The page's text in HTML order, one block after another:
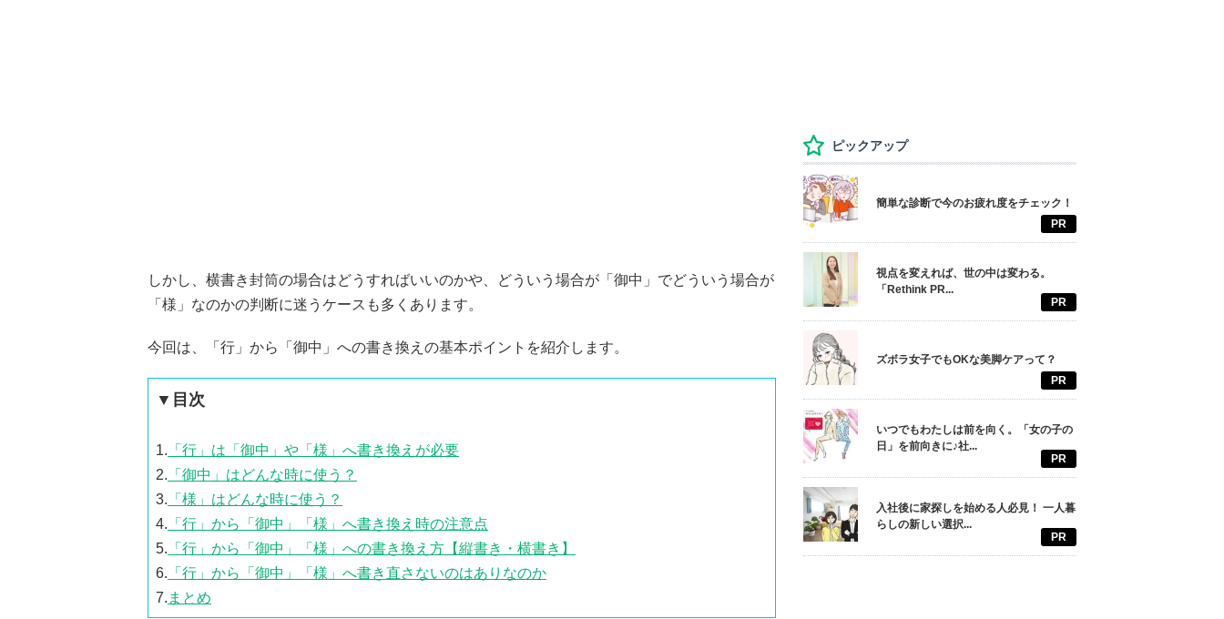
しかし、横書き封筒の場合はどうすればいいのかや、どういう場合が「御中」でどういう場合が
「様」なのかの判断に迷うケースも多くあります。
今回は、「行」から「御中」への書き換えの基本ポイントを紹介します。
▼目次
1. 「行」は「御中」や「様」へ書き換えが必要
2. 「御中」はどんな時に使う？
3. 「様」はどんな時に使う？
4. 「行」から「御中」「様」へ書き換え時の注意点
5. 「行」から「御中」「様」への書き換え方【縦書き・横書き】
6. 「行」から「御中」「様」へ書き直さないのはありなのか
7. まとめ
ピックアップ
簡単な診断で今のお疲れ度をチェック！
PR
視点を変えれば、世の中は変わる。
「Rethink PR...
PR
ズボラ女子でもOKな美脚ケアって？
PR
いつでもわたしは前を向く。「女の子の
日」を前向きに♪社...
PR
入社後に家探しを始める人必見！ 一人暮
らしの新しい選択...
PR